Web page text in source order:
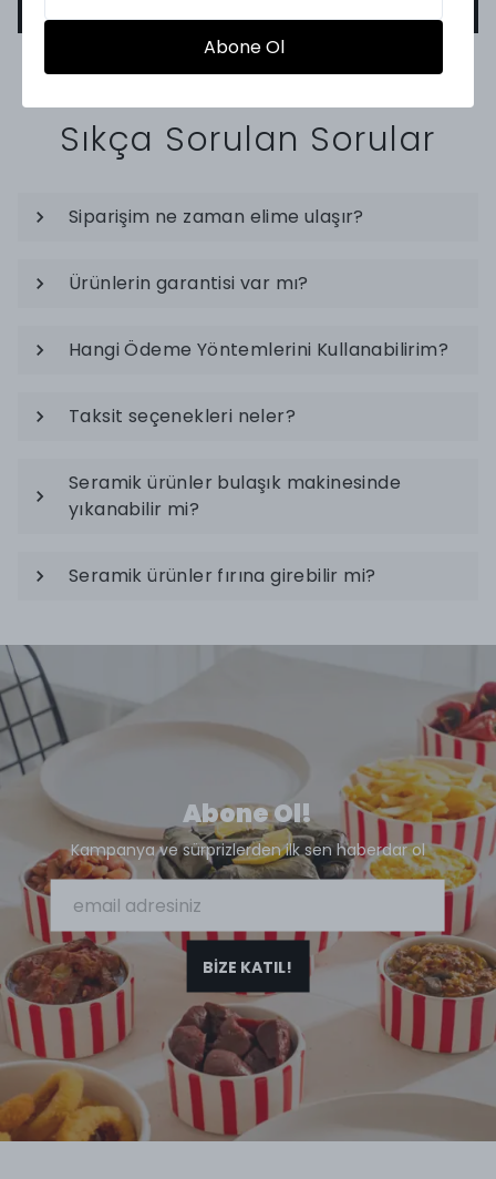
Sıkça Sorulan Sorular
Siparişim ne zaman elime ulaşır?
Ürünlerin garantisi var mı?
Hangi Ödeme Yöntemlerini Kullanabilirim?
Taksit seçenekleri neler?
Seramik ürünler bulaşık makinesinde
yıkanabilir mi?
Seramik ürünler fırına girebilir mi?
Abone Ol!
Kampanya ve sürprizlerden ilk sen haberdar ol
BİZE KATIL!
Abone Ol